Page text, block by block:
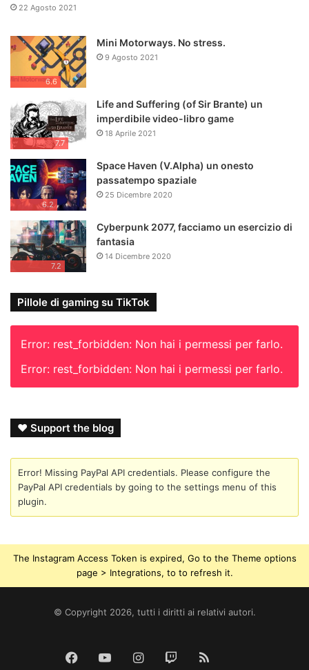
22 Agosto 2021
6.6
Mini Motorways. No stress.
9 Agosto 2021
7.7
Life and Suffering (of Sir Brante) un
imperdibile video-libro game
18 Aprile 2021
6.2
Space Haven (V.Alpha) un onesto
passatempo spaziale
25 Dicembre 2020
7.2
Cyberpunk 2077, facciamo un esercizio di
fantasia
14 Dicembre 2020
Pillole di gaming su TikTok
Error: rest_forbidden: Non hai i permessi per farlo.
Error: rest_forbidden: Non hai i permessi per farlo.
❤ Support the blog
Error! Missing PayPal API credentials. Please configure the
PayPal API credentials by going to the settings menu of this
plugin.
The Instagram Access Token is expired, Go to the Theme options
page > Integrations, to to refresh it.
© Copyright 2026, tutti i diritti ai relativi autori.
FacebookYouTubeInstagram
Twitch